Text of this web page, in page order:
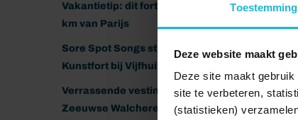
Toestemming
Deze website maakt
Deze site maakt
site te verbeteren,
(statistieken)
Vakantietip: dit fort ligt nog geen 20
km van Parijs
Sore Spot Songs strijkt neer op het
Kunstfort bij Vijfhuizen
Verrassende vestingen van het
Zeeuwse Walcheren